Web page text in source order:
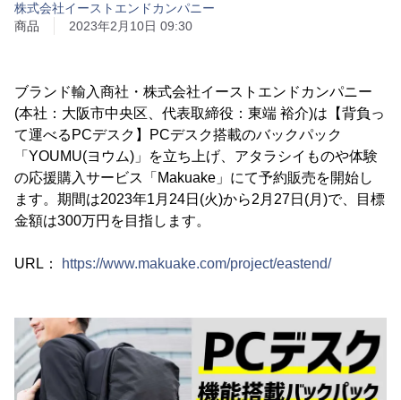
株式会社イーストエンドカンパニー
商品
2023年2月10日 09:30
ブランド輸入商社・株式会社イーストエンドカンパニー
(本社：大阪市中央区、代表取締役：東端 裕介)は【背負っ
て運べるPCデスク】PCデスク搭載のバックパック
「YOUMU(ヨウム)」を立ち上げ、アタラシイものや体験
の応援購入サービス「Makuake」にて予約販売を開始し
ます。期間は2023年1月24日(火)から2月27日(月)で、目標
金額は300万円を目指します。
URL： https://www.makuake.com/project/eastend/